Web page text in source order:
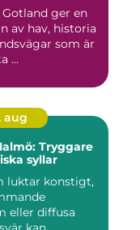
ger en
av hav, historia
som är
...
aug
Tryggare
syllar
luktar konstigt,
eller diffusa